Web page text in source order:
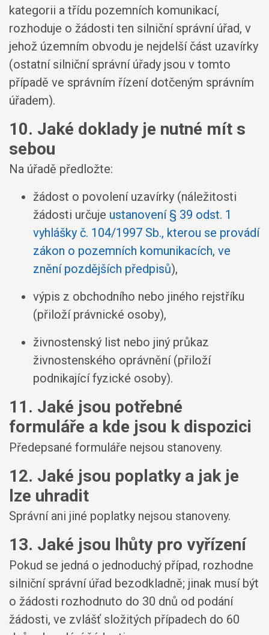
kategorii a třídu pozemních komunikací,
rozhoduje o žádosti ten silniční správní úřad, v
jehož územním obvodu je nejdelší část uzavírky
(ostatní silniční správní úřady jsou v tomto
případě ve správním řízení dotčeným správním
úřadem).
10. Jaké doklady je nutné mít s
sebou
Na úřadě předložte:
žádost o povolení uzavírky (náležitosti
žádosti určuje ustanovení § 39 odst. 1
vyhlášky č. 104/1997 Sb., kterou se provádí
zákon o pozemních komunikacích, ve
znění pozdějších předpisů),
výpis z obchodního nebo jiného rejstříku
(přiloží právnické osoby),
živnostenský list nebo jiný průkaz
živnostenského oprávnění (přiloží
podnikající fyzické osoby).
11. Jaké jsou potřebné
formuláře a kde jsou k dispozici
Předepsané formuláře nejsou stanoveny.
12. Jaké jsou poplatky a jak je
lze uhradit
Správní ani jiné poplatky nejsou stanoveny.
13. Jaké jsou lhůty pro vyřízení
Pokud se jedná o jednoduchý případ, rozhodne
silniční správní úřad bezodkladně; jinak musí být
o žádosti rozhodnuto do 30 dnů od podání
žádosti, ve zvlášť složitých případech do 60